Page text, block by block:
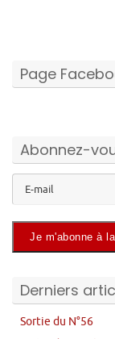
Page
Abonnez-
Derniers
Sortie du N°56